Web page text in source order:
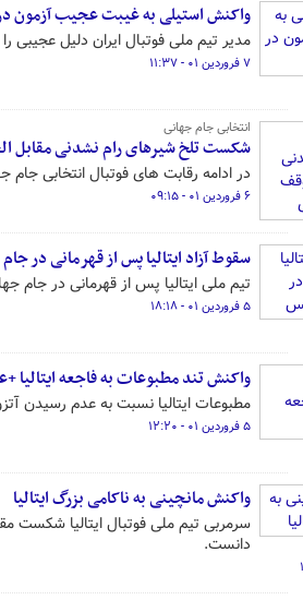
واکنش استیلی به غیبت عجیب آزمون
مدیر تیم ملی فوتبال ایران دلیل عجیبی
۷ فروردین ۰۱ - ۱۱:۳۷
انتخابی جام جهانی
شکست تلخ شیرهای رام نشدنی مقابل
در ادامه رقابت های فوتبال انتخابی
۶ فروردین ۰۱ - ۰۹:۱۵
سقوط آزاد ایتالیا پس از قهرمانی در
تیم ملی ایتالیا پس از قهرمانی در جام جهانی ۲۰۰۶ آلمان دیگر نتوانسته در جام های جهانی موفق
۵ فروردین ۰۱ - ۱۸:۱۸
واکنش تند مطبوعات به فاجعه ایتالیا
مطبوعات ایتالیا نسبت به عدم رسیدن
۵ فروردین ۰۱ - ۱۲:۲۰
واکنش مانچینی به ناکامی بزرگ ایتالیا
سرمربی تیم ملی فوتبال ایتالیا شکست
دانست.